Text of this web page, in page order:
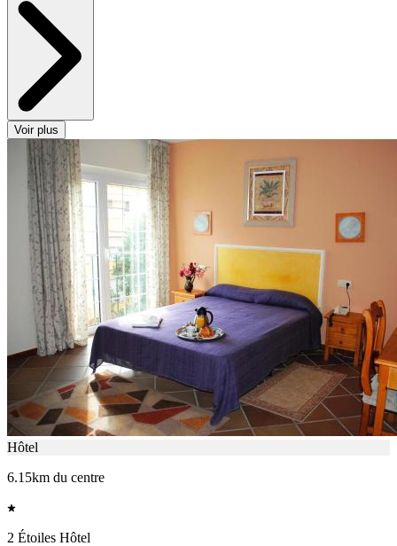
Voir plus
Hôtel
6.15km du centre
2 Étoiles Hôtel